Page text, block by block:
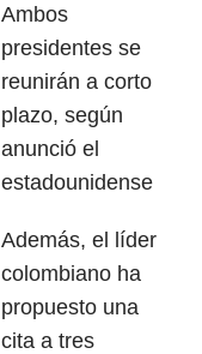
Ambos
presidentes se
reunirán a corto
plazo, según
anunció el
estadounidense
Además, el líder
colombiano ha
propuesto una
cita a tres